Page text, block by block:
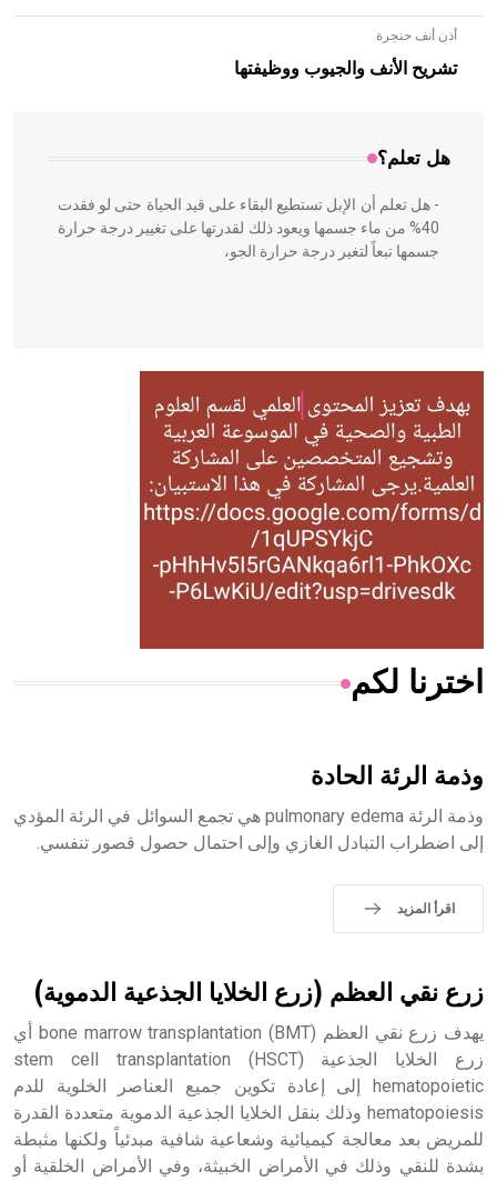
أذن أنف حنجرة
تشريح الأنف والجيوب ووظيفتها
هل تعلم؟
- هل تعلم أن الأبلق نوع من الفنون الهندسية التي ارتبطت
بالعمارة الإسلامية في بلاد الشام ومصر خاصة، حيث يحرص
المعمار على بناء مداميكه وخاصة في الواجهات
- هل تعلم أن الإبل تستطيع البقاء على قيد الحياة حتى لو فقدت
40% من ماء جسمها ويعود ذلك لقدرتها على تغيير درجة حرارة
جسمها تبعاً لتغير درجة حرارة الجو،
- هل تعلم أن أبقراط كتب في الطب أربعة مؤلفات هي:
الحكم، الأدلة، تنظيم التغذية، ورسالته في جروح الرأس. ويعود
له الفضل بأنه حرر الطب من الدين والفلسفة.
- هل تعلم أن المرجان إفراز حيواني يتكون في البحر ويتركب
من مادة كربونات الكلسيوم، وهو أحمر أو شديد الحمرة وهو
أجود أنواعه، ويمتاز بكبر الحجم ويسمى الش
هل تعلم أن الأبسيد كلمة فرنسية اللفظ تم اعتمادها مصطلحاً
التاسع، وهم ينتسبون إلى أسرة أوسروين
- هل تعلم أن الأبجدية الكنعانية تتألف من /22/ علامة كتابية
sign تكتب منفصلة غير متصلة، وتعتمد المبدأ الأكوروفوني،
حيث تقتصر القيمة الصوتية للعلامة الك
اخترنا لكم
وذمة الرئة الحادة
وذمة الرئة pulmonary edema هي تجمع السوائل في الرئة المؤدي
إلى اضطراب التبادل الغازي وإلى احتمال حصول قصور تنفسي.
اقرأ المزيد
زرع نقي العظم (زرع الخلايا الجذعية الدموية)
يهدف زرع نقي العظم bone marrow transplantation (BMT) أي
زرع الخلايا الجذعية stem cell transplantation (HSCT)
hematopoietic إلى إعادة تكوين جميع العناصر الخلوية للدم
hematopoiesis وذلك بنقل الخلايا الجذعية الدموية متعددة القدرة
للمريض بعد معالجة كيميائية وشعاعية شافية مبدئياً ولكنها مثبطة
بشدة للنقي وذلك في الأمراض الخبيثة، وفي الأمراض الخلقية أو